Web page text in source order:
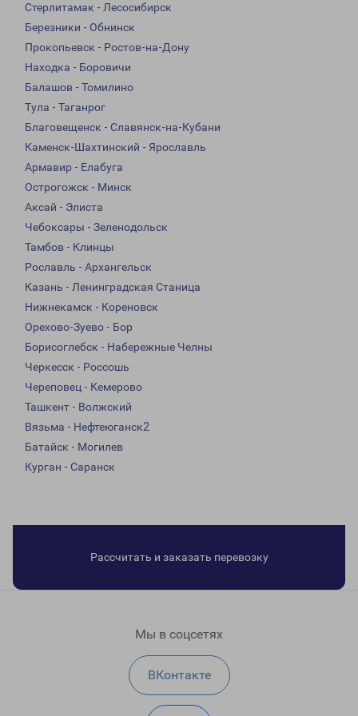
Стерлитамак - Лесосибирск
Березники - Обнинск
Прокопьевск - Ростов-на-Дону
Находка - Боровичи
Балашов - Томилино
Тула - Таганрог
Благовещенск - Славянск-на-Кубани
Каменск-Шахтинский - Ярославль
Армавир - Елабуга
Острогожск - Минск
Аксай - Элиста
Чебоксары - Зеленодольск
Тамбов - Клинцы
Рославль - Архангельск
Казань - Ленинградская Станица
Нижнекамск - Кореновск
Орехово-Зуево - Бор
Борисоглебск - Набережные Челны
Черкесск - Россошь
Череповец - Кемерово
Ташкент - Волжский
Вязьма - Нефтеюганск2
Батайск - Могилев
Курган - Саранск
Рассчитать и заказать перевозку
Мы в соцсетях
ВКонтакте